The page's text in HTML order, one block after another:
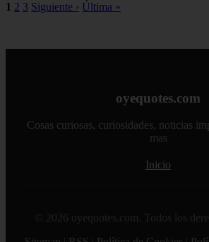
1 2 3 Siguiente › Última »
oyequotes.com
Cosas curiosas, curiosidades, noticias
mas
Inicio
© 2026 oyequotes.com. Todos los